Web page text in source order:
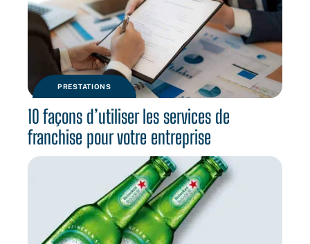
PRESTATIONS
10 façons d’utiliser les services de
franchise pour votre entreprise